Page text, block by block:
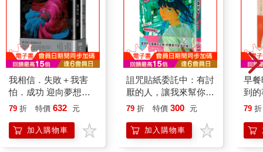
我相信．失敗＋我害
怕．成功 迎向夢想套
書
79 折 特價 632 元
加入購物車
詛咒貼紙委託中：有討
厭的人，讓我來幫你處
理！
79 折 特價 300 元
加入購物車
早
到的
79 折